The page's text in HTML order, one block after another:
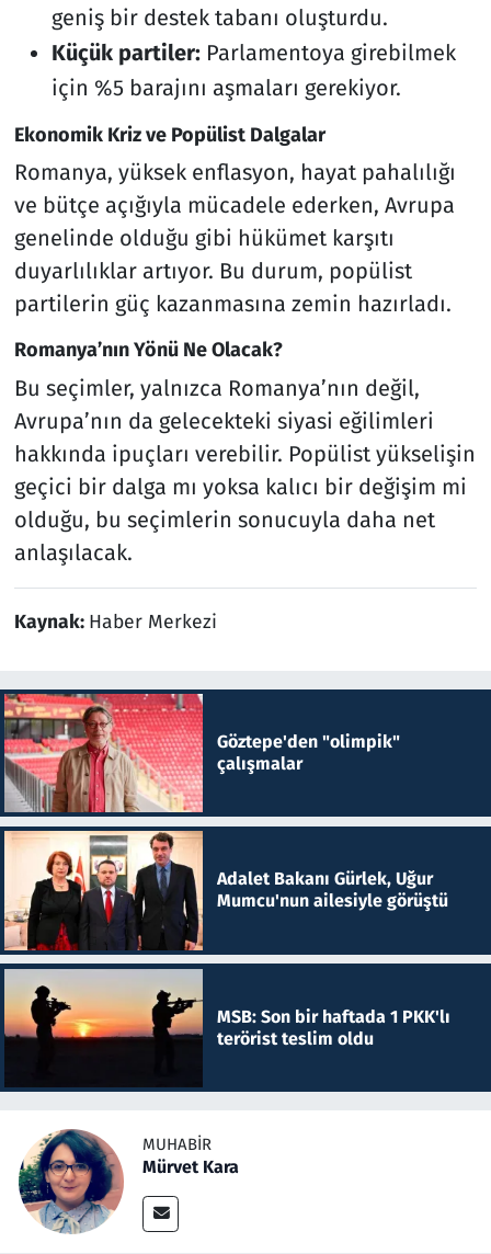
geniş bir destek tabanı oluşturdu.
Küçük partiler:Parlamentoya girebilmek
için %5 barajını aşmaları gerekiyor.
Ekonomik Kriz ve Popülist Dalgalar
Romanya, yüksek enflasyon, hayat pahalılığı
ve bütçe açığıyla mücadele ederken, Avrupa
genelinde olduğu gibi hükümet karşıtı
duyarlılıklar artıyor. Bu durum, popülist
partilerin güç kazanmasına zemin hazırladı.
Romanya’nın Yönü Ne Olacak?
Bu seçimler, yalnızca Romanya’nın değil,
Avrupa’nın da gelecekteki siyasi eğilimleri
hakkında ipuçları verebilir. Popülist yükselişin
geçici bir dalga mı yoksa kalıcı bir değişim mi
olduğu, bu seçimlerin sonucuyla daha net
anlaşılacak.
Kaynak: Haber Merkezi
Göztepe'den "olimpik"
çalışmalar
Adalet Bakanı Gürlek, Uğur
Mumcu'nun ailesiyle görüştü
MSB: Son bir haftada 1 PKK'lı
terörist teslim oldu
MUHABIR
Mürvet Kara